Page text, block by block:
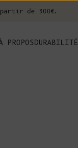
de 300€.
PROPOSDURABILITÉ